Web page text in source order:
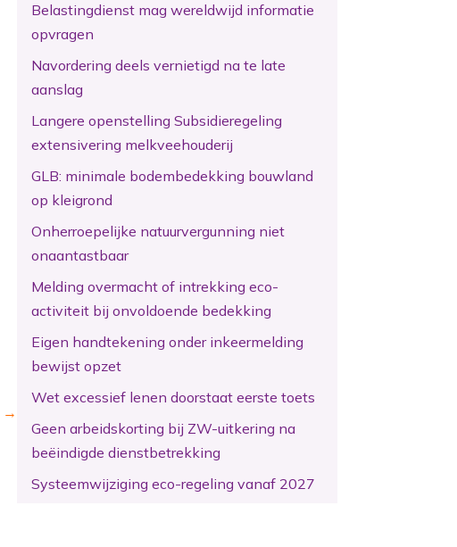
→
Belastingdienst mag wereldwijd informatie
opvragen
Navordering deels vernietigd na te late
aanslag
Langere openstelling Subsidieregeling
extensivering melkveehouderij
GLB: minimale bodembedekking bouwland
op kleigrond
Onherroepelijke natuurvergunning niet
onaantastbaar
Melding overmacht of intrekking eco-
activiteit bij onvoldoende bedekking
Eigen handtekening onder inkeermelding
bewijst opzet
Wet excessief lenen doorstaat eerste toets
Geen arbeidskorting bij ZW-uitkering na
beëindigde dienstbetrekking
Systeemwijziging eco-regeling vanaf 2027